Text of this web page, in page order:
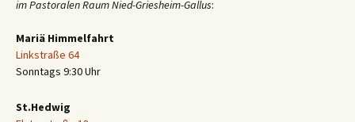
im Pastoralen Raum Nied-Griesheim-Gallus:
Mariä Himmelfahrt
Linkstraße 64
Sonntags 9:30 Uhr
St.Hedwig